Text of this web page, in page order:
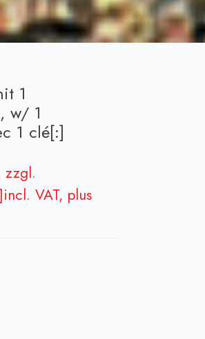
1
w/ 1
1 clé[:]
zzgl.
VAT, plus